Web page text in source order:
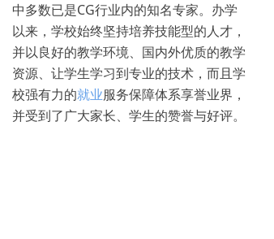
中多数已是CG行业内的知名专家。办学
以来，学校始终坚持培养技能型的人才，
并以良好的教学环境、国内外优质的教学
资源、让学生学习到专业的技术，而且学
校强有力的就业服务保障体系享誉业界，
并受到了广大家长、学生的赞誉与好评。